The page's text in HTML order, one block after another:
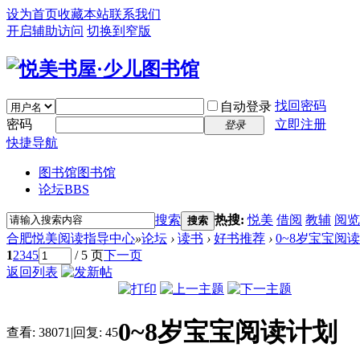
设为首页收藏本站联系我们
开启辅助访问 切换到窄版
自动登录 找回密码
密码
登录
立即注册
快捷导航
图书馆图书馆
论坛BBS
搜索 搜索 热搜:悦美 借阅 教辅 阅览
合肥悦美阅读指导中心»论坛 › 读书 › 好书推荐 › 0~8岁宝宝阅
12345 / 5 页下一页
返回列表
查看: 38071 |回复: 450~8岁宝宝阅读计划